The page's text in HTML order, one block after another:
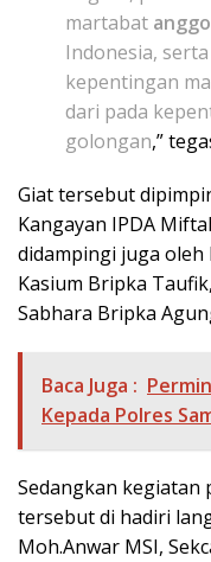
martabat
Indonesia,
kepentingan
dari pada
golongan,”
Giat tersebut
Kangayan IPDA
didampingi juga oleh
Kasium Bripka
Sabhara Bripka
Baca Juga :
Kepada Polres
Sedangkan kegiatan
tersebut di hadiri
Moh.Anwar MSI,